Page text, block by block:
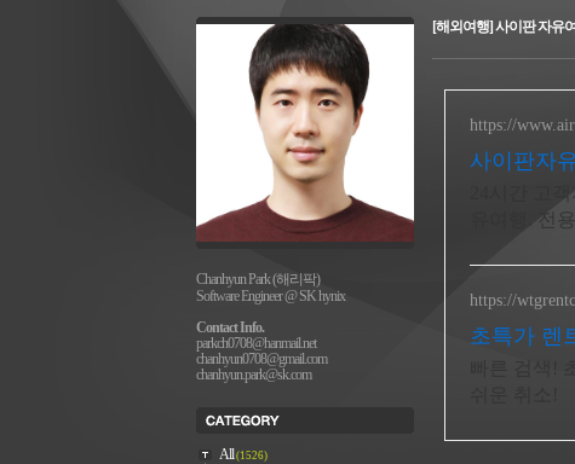
[해외여행] 사이판 자유
https://
사이판자
24시간 고
유여행. 전
https://
초특가 렌
Chanhyun Park (해리팍)
Software Engineer @ SK hynix
Contact Info.
parkch0708@hanmail.net
chanhyun0708@gmail.com
chanhyun.park@sk.com
All(1526)